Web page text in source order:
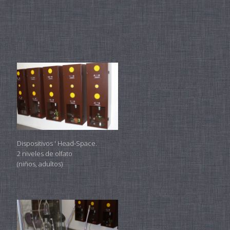
Dispositivos ' Head-Space.
2 niveles de olfato
(niños, adultos)